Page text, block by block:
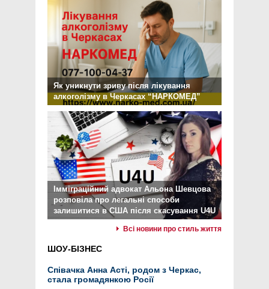
Як уникнути зриву після лікування
алкоголізму в Черкасах “НАРКОМЕД”
Імміграційний адвокат Альона Шевцова
розповіла про легальні способи
залишитися в США після скасування U4U
Всі новини про стиль життя
ШОУ-БІЗНЕС
Співачка Анна Асті, родом з Черкас,
стала громадянкою Росії